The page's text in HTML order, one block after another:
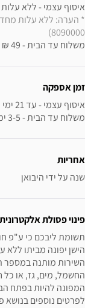
איסוף עצמי - ללא
8090000)
משלוח עד הבית - 49 ₪
זמן אספקה
משלוח עד הבית - 3-5 ימי עסקים
אחריות
שנה על ידי היבואן
פינוי פסולת אלקטרונית
לפרטים נוספים בנושא